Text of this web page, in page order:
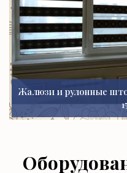
Жалюзи и рулонные